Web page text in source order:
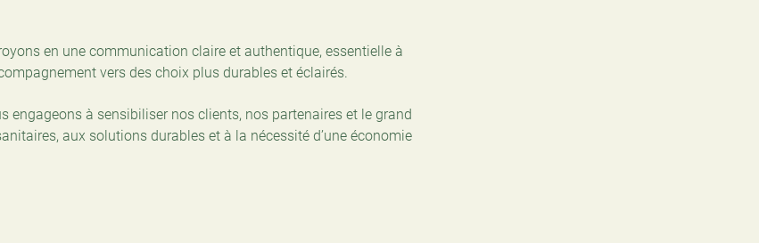
en une communication claire et authentique, essentielle à
vers des choix plus durables et éclairés.
engageons à sensibiliser nos clients, nos partenaires et le grand
aux solutions durables et à la nécessité d’une économie